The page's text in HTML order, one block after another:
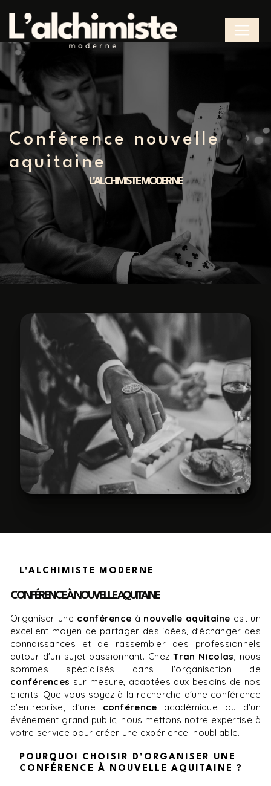
conférence nouvelle
aquitaine
L'ALCHIMISTE MODERNE
L'ALCHIMISTE MODERNE
CONFÉRENCE À NOUVELLE AQUITAINE
Organiser une conférence à nouvelle aquitaine est un
excellent moyen de partager des idées, d'échanger des
connaissances et de rassembler des professionnels
autour d'un sujet passionnant. ChezTran Nicolas, nous
sommes spécialisés dans l'organisation de
conférences sur mesure, adaptées aux besoins de nos
clients. Que vous soyez à la recherche d'une conférence
d'entreprise, d'une conférence académique ou d'un
événement grand public, nous mettons notre expertise à
votre service pour créer une expérience inoubliable.
POURQUOI CHOISIR D’ORGANISER UNE
CONFÉRENCE À NOUVELLE AQUITAINE ?